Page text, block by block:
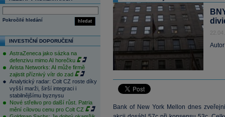
hledat
Pokročilé hledání
INVESTIČNÍ DOPORUČENÍ
AstraZeneca jako sázka na
defenzivu mimo AI horečku
Arista Networks: AI může firmě
zajistit příznivý vítr do zad
Analytický radar: Colt CZ roste díky
vyšší marži, širší integraci i
stabilnějšímu byznysu
Nové střelivo pro další růst. Patria
mění cílovou cenu pro Colt CZ
Bank of New York Mellon dnes